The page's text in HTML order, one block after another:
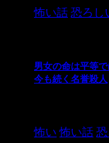
怖い話 恐ろし
男女の命は平等
今も続く名誉殺人
怖い 怖い話